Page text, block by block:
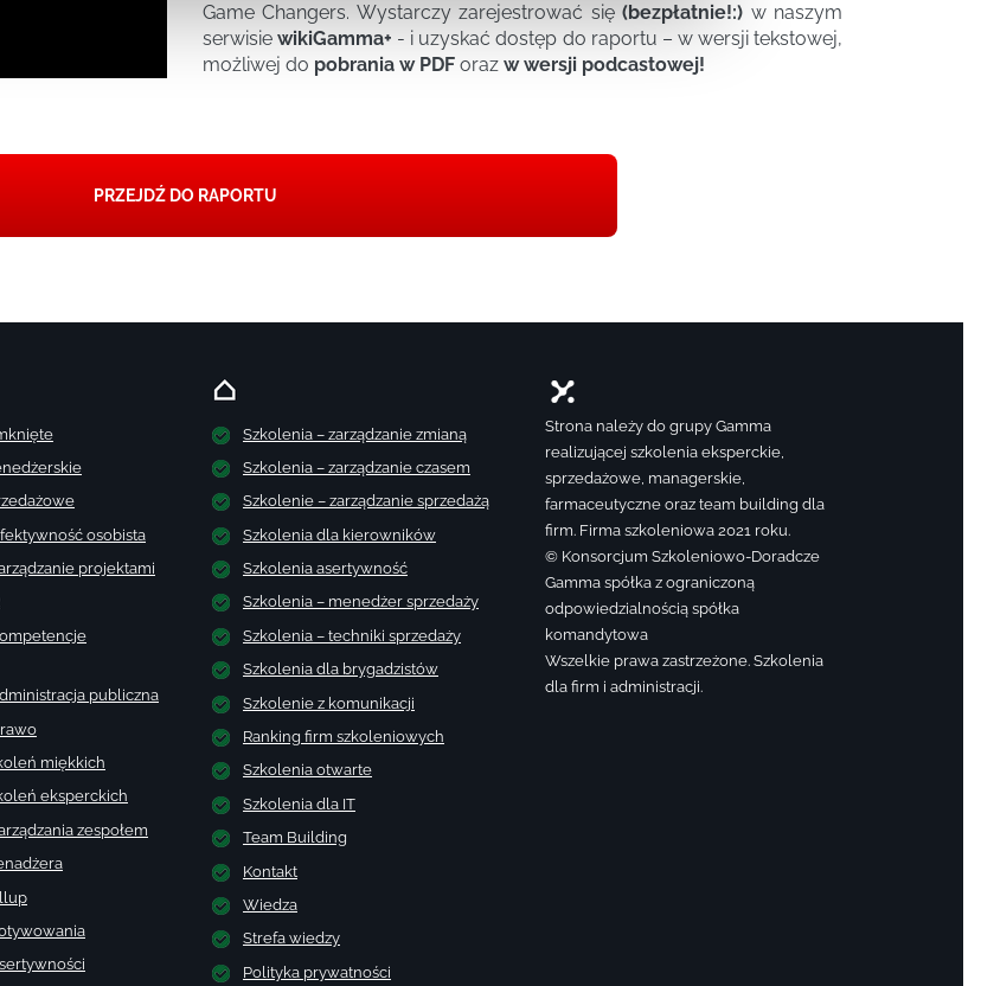
Game Changers. Wystarczy zarejestrować się(bezpłatnie!:) w naszym
serwisiewikiGamma+ - i uzyskać dostęp do raportu – w wersji tekstowej,
możliwej do pobrania w PDF oraz w wersji podcastowej!
PRZEJDŹ DO RAPORTU
osobista
projektami
publiczna
miękkich
eksperckich
zespołem
Szkolenia – zarządzanie zmianą
Szkolenia – zarządzanie czasem
Szkolenie – zarządzanie sprzedażą
Szkolenia dla kierowników
Szkolenia asertywność
Szkolenia – menedżer sprzedaży
Szkolenia – techniki sprzedaży
Szkolenia dla brygadzistów
Szkolenie z komunikacji
Ranking firm szkoleniowych
Szkolenia otwarte
Szkolenia dla IT
Team Building
Kontakt
Wiedza
Strefa wiedzy
Polityka prywatności
Strona należy do grupy Gamma
realizującej szkolenia eksperckie,
sprzedażowe, managerskie,
farmaceutyczne oraz team building dla
firm. Firma szkoleniowa 2021 roku.
© Konsorcjum Szkoleniowo-Doradcze
Gamma spółka z ograniczoną
odpowiedzialnością spółka
komandytowa
Wszelkie prawa zastrzeżone. Szkolenia
dla firm i administracji.